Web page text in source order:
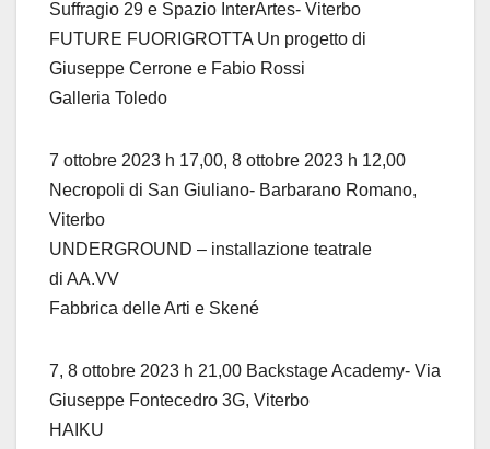
Suffragio 29 e Spazio InterArtes- Viterbo
FUTURE FUORIGROTTA Un progetto di
Giuseppe Cerrone e Fabio Rossi
Galleria Toledo
7 ottobre 2023 h 17,00, 8 ottobre 2023 h 12,00
Necropoli di San Giuliano- Barbarano Romano,
Viterbo
UNDERGROUND – installazione teatrale
di AA.VV
Fabbrica delle Arti e Skené
7, 8 ottobre 2023 h 21,00 Backstage Academy- Via
Giuseppe Fontecedro 3G, Viterbo
HAIKU